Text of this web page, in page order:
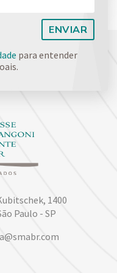
para entender
1400
Paulo - SP